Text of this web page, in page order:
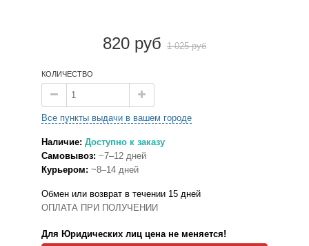
820 руб 1 025 руб
КОЛИЧЕСТВО
Все пункты выдачи в вашем городе
Наличие: Доступно к заказу
Самовывоз: ~7–12 дней
Курьером: ~8–14 дней
Обмен или возврат в течении 15 дней
ОПЛАТА ПРИ ПОЛУЧЕНИИ
Для Юридических лиц цена не меняется!